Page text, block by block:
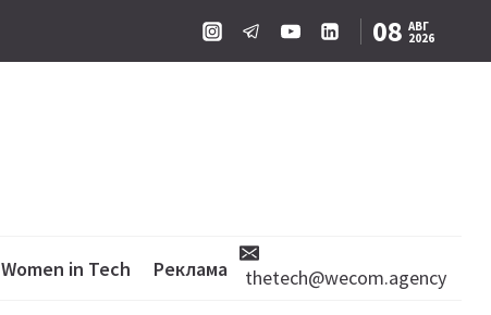
08 АВГ
2026
Women in Tech Реклама thetech@wecom.agency